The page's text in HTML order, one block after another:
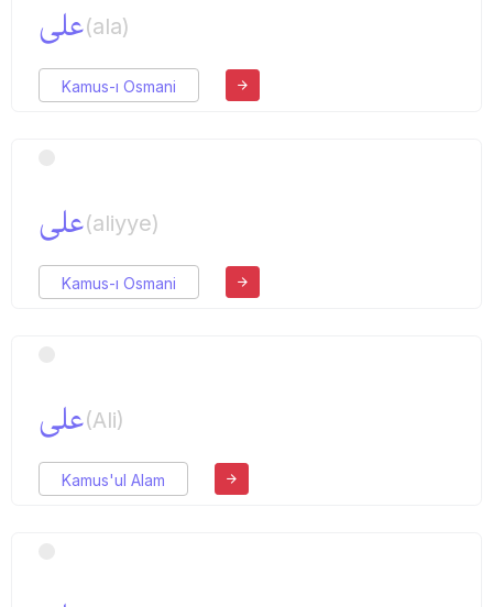
علی(ala)
Kamus-ı Osmani
علی(aliyye)
Kamus-ı Osmani
علی(Ali)
Kamus'ul Alam